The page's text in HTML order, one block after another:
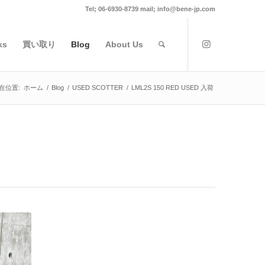
Tel; 06-6930-8739 mail; info@bene-jp.com
買い取り Blog About Us
位置: ホーム / Blog / USED SCOTTER / LML2S 150 RED USED 入荷